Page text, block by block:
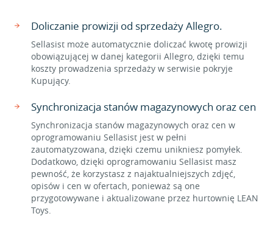
Doliczanie prowizji od sprzedaży Allegro.
Sellasist może automatycznie doliczać kwotę prowizji
obowiązującej w danej kategorii Allegro, dzięki temu
koszty prowadzenia sprzedaży w serwisie pokryje
Kupujący.
Synchronizacja stanów magazynowych oraz cen
Synchronizacja stanów magazynowych oraz cen w
oprogramowaniu Sellasist jest w pełni
zautomatyzowana, dzięki czemu unikniesz pomyłek.
Dodatkowo, dzięki oprogramowaniu Sellasist masz
pewność, że korzystasz z najaktualniejszych zdjęć,
opisów i cen w ofertach, ponieważ są one
przygotowywane i aktualizowane przez hurtownię LEAN
Toys.